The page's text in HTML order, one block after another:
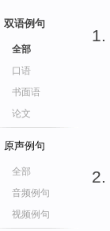
双语例句
全部
口语
书面语
论文
原声例句
全部
音频例句
视频例句